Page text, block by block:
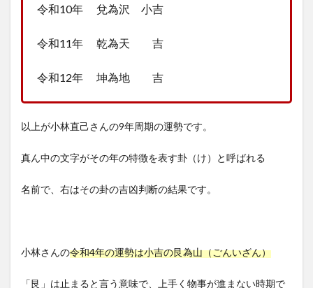
令和10年 兌為沢 小吉
令和11年 乾為天 吉
令和12年 坤為地 吉
以上が小林直己さんの9年周期の運勢です。
真ん中の文字がその年の特徴を表す卦（け）と呼ばれる
名前で、右はその卦の吉凶判断の結果です。
小林さんの令和4年の運勢は小吉の艮為山（ごんいざん）
「艮」は止まると言う意味で、上手く物事が進まない時期で